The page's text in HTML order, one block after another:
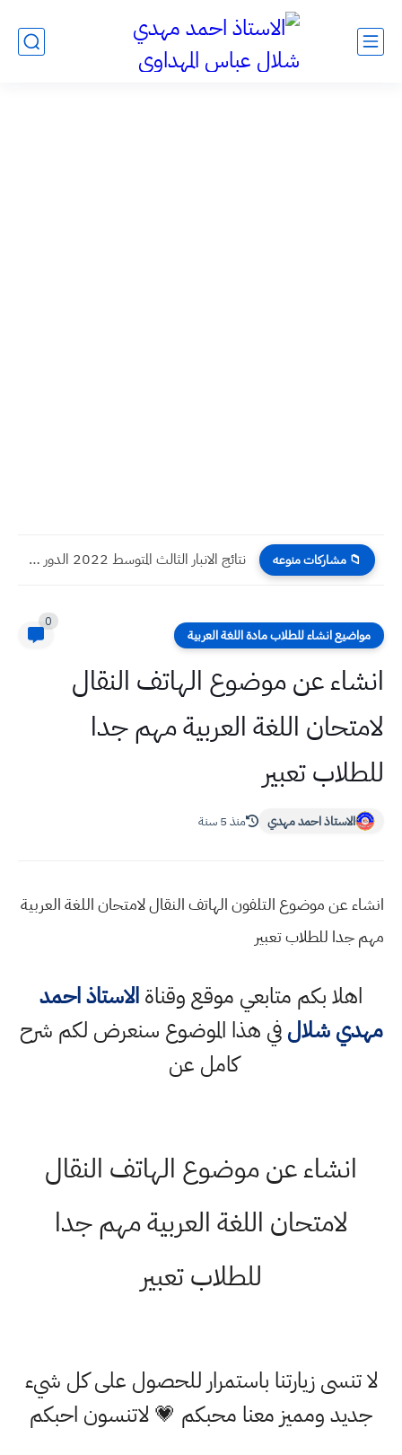
📁 مشاركات منوعه نتائج الانبار الثالث المتوسط 2022 الدور الاول
مواضيع انشاء للطلاب مادة اللغة العربية
0
انشاء عن موضوع الهاتف النقال
لامتحان اللغة العربية مهم جدا
للطلاب تعبير
الاستاذ احمد مهدي منذ 5 سنة
انشاء عن موضوع التلفون الهاتف النقال لامتحان اللغة العربية
مهم جدا للطلاب تعبير
اهلا بكم متابعي موقع وقناةالاستاذ احمد
مهدي شلالفي هذا الموضوع سنعرض لكم شرح
كامل عن
انشاء عن موضوع الهاتف النقال
لامتحان اللغة العربية مهم جدا
للطلاب تعبير
لا تنسى زيارتنا باستمرار للحصول على كل شيء
جديد ومميز معنا محبكم 💗 لاتنسون احبكم